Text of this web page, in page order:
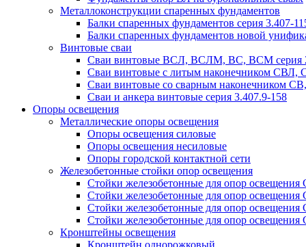
Металлоконструкции спаренных фундаментов
Балки спаренных фундаментов серия 3.407-
Балки спаренных фундаментов новой
Винтовые сваи
Сваи винтовые ВСЛ, ВСЛМ, ВС, ВСМ серия
Сваи винтовые с литым наконечником
Сваи винтовые со сварным наконечником
Сваи и анкера винтовые серия 3.407.9-158
Опоры освещения
Металлические опоры освещения
Опоры освещения силовые
Опоры освещения несиловые
Опоры городской контактной сети
Железобетонные стойки опор освещения
Стойки железобетонные для опор
Стойки железобетонные для опор
Стойки железобетонные для опор
Стойки железобетонные для опор освещения
Кронштейны освещения
Кронштейн однорожковый